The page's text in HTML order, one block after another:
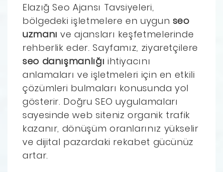
Elazığ Seo Ajansı Tavsiyeleri,
bölgedeki işletmelere en uygun seo
uzmanı ve ajansları keşfetmelerinde
rehberlik eder. Sayfamız, ziyaretçilere
seo danışmanlığı ihtiyacını
anlamaları ve işletmeleri için en etkili
çözümleri bulmaları konusunda yol
gösterir. Doğru SEO uygulamaları
sayesinde web siteniz organik trafik
kazanır, dönüşüm oranlarınız yükselir
ve dijital pazardaki rekabet gücünüz
artar.